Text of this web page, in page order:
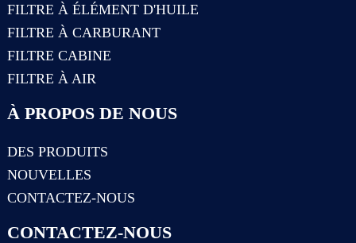
FILTRE À ÉLÉMENT D'HUILE
FILTRE À CARBURANT
FILTRE CABINE
FILTRE À AIR
À PROPOS DE NOUS
DES PRODUITS
NOUVELLES
CONTACTEZ-NOUS
CONTACTEZ-NOUS